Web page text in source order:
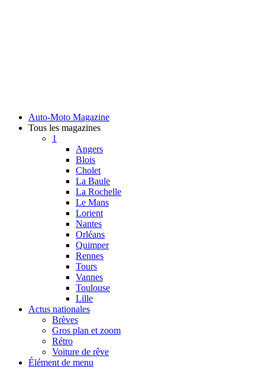
Auto-Moto Magazine
Tous les magazines
1
Angers
Blois
Cholet
La Baule
La Rochelle
Le Mans
Lorient
Nantes
Orléans
Quimper
Rennes
Tours
Vannes
Toulouse
Lille
Actus nationales
Brèves
Gros plan et zoom
Rétro
Voiture de rêve
Élément de menu